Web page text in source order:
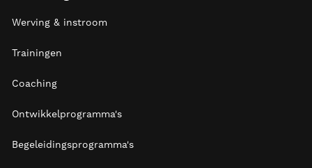
Werving & instroom
Trainingen
Coaching
Ontwikkelprogramma's
Begeleidingsprogramma's